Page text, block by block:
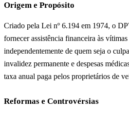
Origem e Propósito
Criado pela Lei nº 6.194 em 1974, o
fornecer assistência financeira às
independentemente de quem seja o
invalidez permanente e despesas
taxa anual paga pelos proprietários de
Reformas e Controvérsias